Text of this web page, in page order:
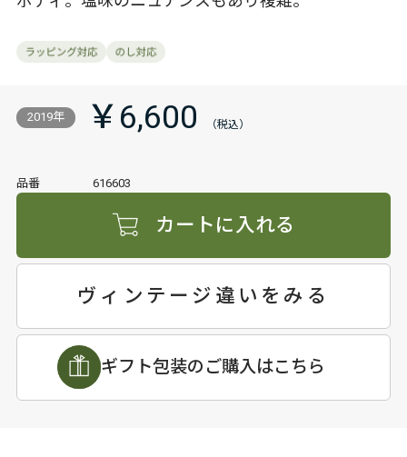
2019年 ￥6,600
品番 616603
カートに入れる
ヴィンテージ違いをみる
ギフト包装のご購入はこちら